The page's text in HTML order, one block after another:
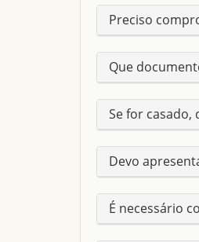
AREA 420 m²
Preciso
Que
Se for
Devo
É necessário